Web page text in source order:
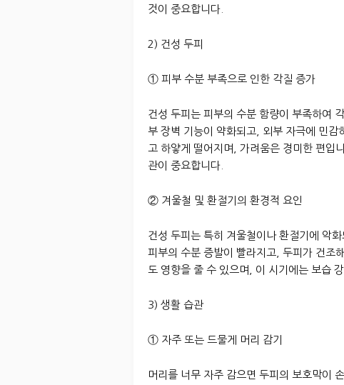
것이 중요합니다.
2) 건성 두피
① 피부 수분 부족으로 인한 각질 증가
건성 두피는 피부의 수분 함량이 부족하여
부 장벽 기능이 약화되고, 외부 자극에 민
고 하얗게 떨어지며, 가려움은 경미한 편입
관이 중요합니다.
② 겨울철 및 환절기의 환경적 요인
건성 두피는 특히 겨울철이나 환절기에 악
피부의 수분 증발이 빨라지고, 두피가 건조
도 영향을 줄 수 있으며, 이 시기에는 보습
3) 생활 습관
① 자주 또는 드물게 머리 감기
머리를 너무 자주 감으면 두피의 보호막이